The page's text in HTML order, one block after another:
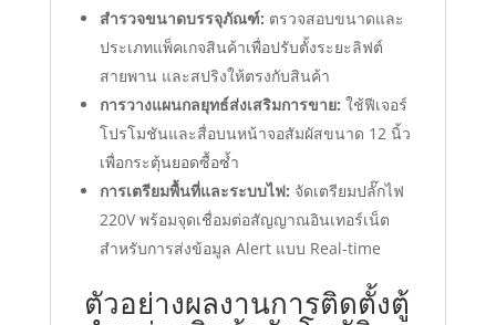
สำรวจขนาดบรรจุภัณฑ์: ตรวจสอบขนาดและ
ประเภทแพ็คเกจสินค้าเพื่อปรับตั้งระยะลิฟต์
สายพาน และสปริงให้ตรงกับสินค้า
การวางแผนกลยุทธ์ส่งเสริมการขาย: ใช้ฟีเจอร์
โปรโมชันและสื่อบนหน้าจอสัมผัสขนาด 12 นิ้ว
เพื่อกระตุ้นยอดซื้อซ้ำ
การเตรียมพื้นที่และระบบไฟ: จัดเตรียมปลั๊กไฟ
220V พร้อมจุดเชื่อมต่อสัญญาณอินเทอร์เน็ต
สำหรับการส่งข้อมูล Alert แบบ Real-time
ตัวอย่างผลงานการติดตั้งตู้